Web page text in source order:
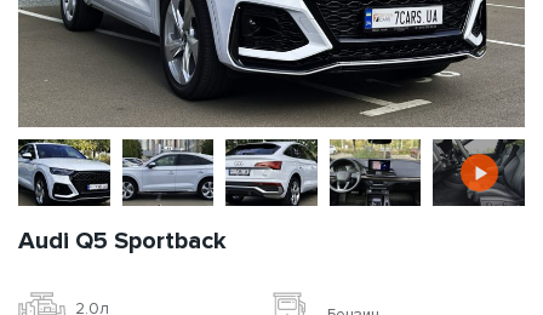
Audi Q5 Sportback
2.0л